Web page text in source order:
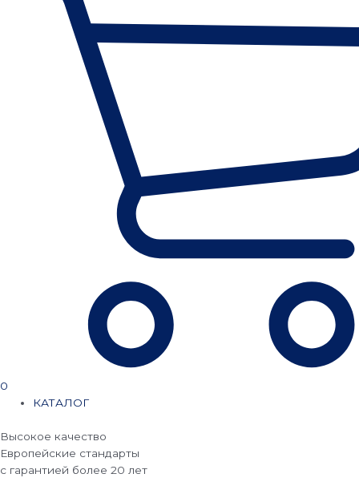
0
КАТАЛОГ
Высокое качество
Европейские стандарты
с гарантией более 20 лет